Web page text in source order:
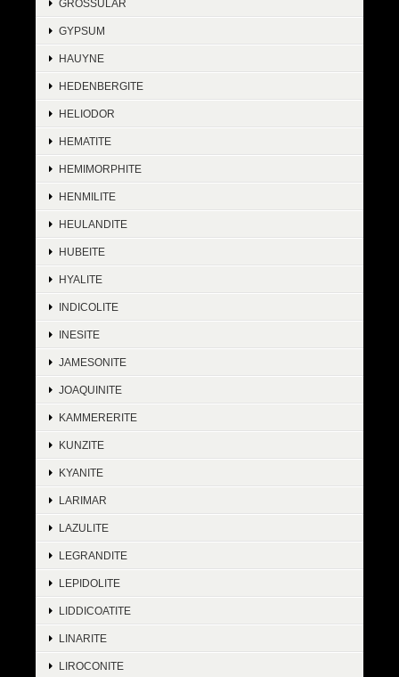
GROSSULAR
GYPSUM
HAUYNE
HEDENBERGITE
HELIODOR
HEMATITE
HEMIMORPHITE
HENMILITE
HEULANDITE
HUBEITE
HYALITE
INDICOLITE
INESITE
JAMESONITE
JOAQUINITE
KAMMERERITE
KUNZITE
KYANITE
LARIMAR
LAZULITE
LEGRANDITE
LEPIDOLITE
LIDDICOATITE
LINARITE
LIROCONITE